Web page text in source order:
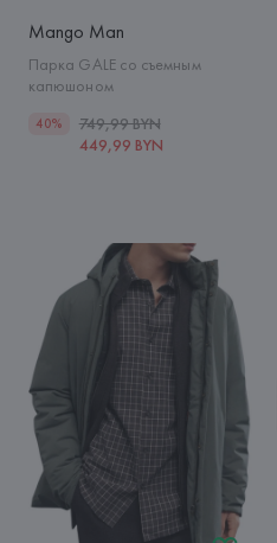
Mango Man
Парка GALE со съемным
капюшоном
40%
749,99 BYN
449,99 BYN